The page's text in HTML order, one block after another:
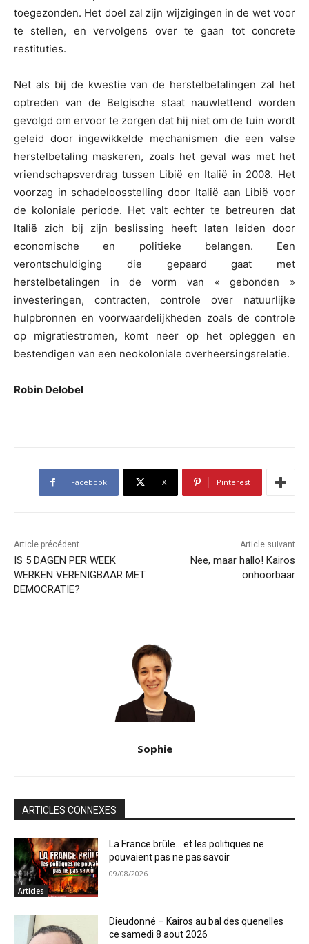
toegezonden. Het doel zal zijn wijzigingen in de wet voor
te stellen, en vervolgens over te gaan tot concrete
restituties.
Net als bij de kwestie van de herstelbetalingen zal het
optreden van de Belgische staat nauwlettend worden
gevolgd om ervoor te zorgen dat hij niet om de tuin wordt
geleid door ingewikkelde mechanismen die een valse
herstelbetaling maskeren, zoals het geval was met het
vriendschapsverdrag tussen Libië en Italië in 2008. Het
voorzag in schadeloosstelling door Italië aan Libië voor
de koloniale periode. Het valt echter te betreuren dat
Italië zich bij zijn beslissing heeft laten leiden door
economische en politieke belangen. Een
verontschuldiging die gepaard gaat met
herstelbetalingen in de vorm van « gebonden »
investeringen, contracten, controle over natuurlijke
hulpbronnen en voorwaardelijkheden zoals de controle
op migratiestromen, komt neer op het opleggen en
bestendigen van een neokoloniale overheersingsrelatie.
Robin Delobel
Facebook X Pinterest
Article précédent
IS 5 DAGEN PER WEEK
WERKEN VERENIGBAAR MET
DEMOCRATIE?
Article suivant
Nee, maar hallo! Kairos
onhoorbaar
Sophie
ARTICLES CONNEXES
Articles
La France brûle… et les politiques ne
pouvaient pas ne pas savoir
09/08/2026
Dieudonné – Kairos au bal des quenelles
ce samedi 8 aout 2026